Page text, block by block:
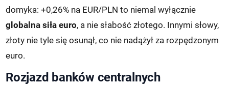
domyka: +0,26% na EUR/PLN to niemal wyłącznie
globalna siła euro, a nie słabość złotego. Innymi słowy,
złoty nie tyle się osunął, co nie nadążył za rozpędzonym
euro.
Rozjazd banków centralnych